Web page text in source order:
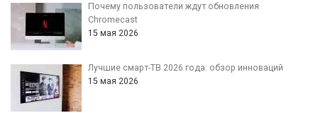
Почему пользователи ждут обновления
Chromecast
15 мая 2026
Лучшие смарт-ТВ 2026 года: обзор инноваций
15 мая 2026